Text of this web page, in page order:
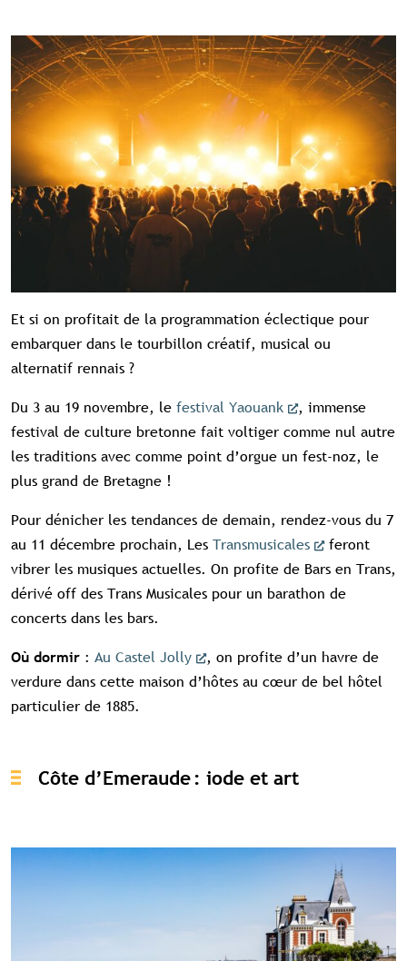
Et si on profitait de la programmation éclectique pour
embarquer dans le tourbillon créatif, musical ou
alternatif rennais ?
Du 3 au 19 novembre, le festival Yaouank
, immense
festival de culture bretonne fait voltiger comme nul autre
les traditions avec comme point d’orgue un fest-noz, le
plus grand de Bretagne !
Pour dénicher les tendances de demain, rendez-vous du 7
au 11 décembre prochain, Les Transmusicales
feront
vibrer les musiques actuelles. On profite de Bars en Trans,
dérivé off des Trans Musicales pour un barathon de
concerts dans les bars.
Où dormir : Au Castel Jolly
, on profite d’un havre de
verdure dans cette maison d’hôtes au cœur de bel hôtel
particulier de 1885.
Côte d’Emeraude : iode et art